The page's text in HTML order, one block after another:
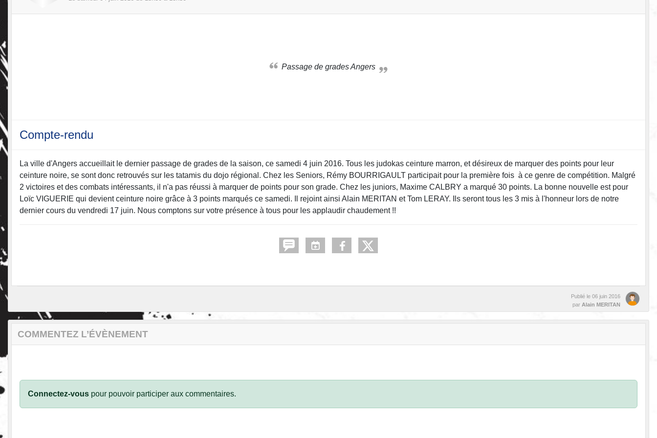
Passage de grades Angers
Compte-rendu
La ville d'Angers accueillait le dernier passage de grades de la saison, ce samedi 4 juin 2016. Tous les judokas ceinture marron, et désireux de marquer des points pour leur
ceinture noire, se sont donc retrouvés sur les tatamis du dojo régional. Chez les Seniors, Rémy BOURRIGAULT participait pour la première fois à ce genre de compétition. Malgré
2 victoires et des combats intéressants, il n'a pas réussi à marquer de points pour son grade. Chez les juniors, Maxime CALBRY a marqué 30 points. La bonne nouvelle est pour
Loïc VIGUERIE qui devient ceinture noire grâce à 3 points marqués ce samedi. Il rejoint ainsi Alain MERITAN et Tom LERAY. Ils seront tous les 3 mis à l'honneur lors de notre
dernier cours du vendredi 17 juin. Nous comptons sur votre présence à tous pour les applaudir chaudement !!
Publié le 06 juin 2016
par Alain MERITAN
COMMENTEZ L’ÉVÈNEMENT
Connectez-vous pour pouvoir participer aux commentaires.